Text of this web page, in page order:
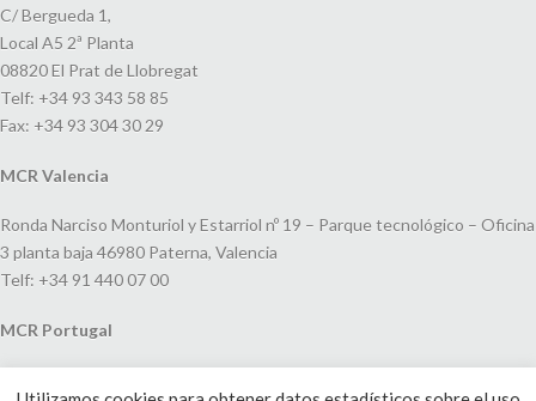
C/ Bergueda 1,
Local A5 2ª Planta
08820 El Prat de Llobregat
Telf: +34 93 343 58 85
Fax: +34 93 304 30 29
MCR Valencia
Ronda Narciso Monturiol y Estarriol nº 19 – Parque tecnológico – Oficina
3 planta baja 46980 Paterna, Valencia
Telf: +34 91 440 07 00
MCR Portugal